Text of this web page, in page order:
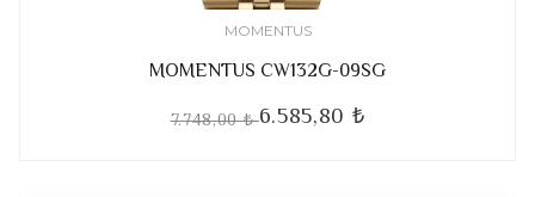
MOMENTUS
MOMENTUS CW132G-09SG
7.748,00 ₺6.585,80 ₺